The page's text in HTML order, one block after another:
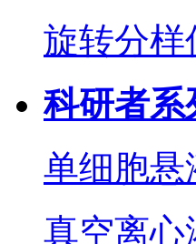
旋转分样
科研者系
单细胞悬
真空离心